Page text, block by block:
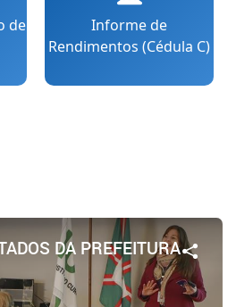
de
Informe de
Rendimentos (Cédula C)
DA PREFEITURA